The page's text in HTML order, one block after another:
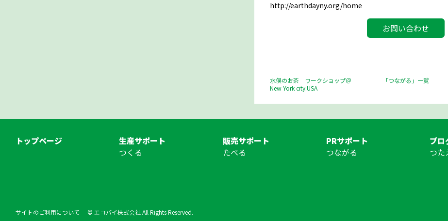
http://earthdayny.org/home
お問い合わせ
水俣のお茶 ワークショップ＠
New York city.USA
「つながる」一覧
トップページ
生産サポート
つくる
販売サポート
たべる
PRサポート
つながる
ブロ
つた
サイトのご利用について © エコバイ株式会社 All Rights Reserved.